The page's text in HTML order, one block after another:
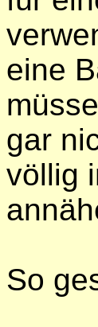
eine
gar
völlig
So